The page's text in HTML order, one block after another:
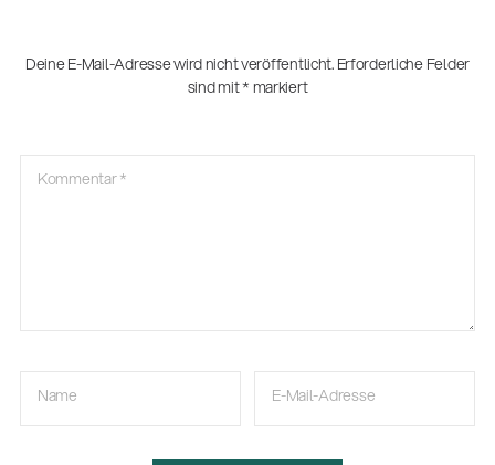
Deine E-Mail-Adresse wird nicht veröffentlicht. Erforderliche Felder
sind mit* markiert
Kommentar*
Name E-Mail-Adresse